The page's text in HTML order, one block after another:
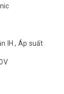
IH , Áp suất